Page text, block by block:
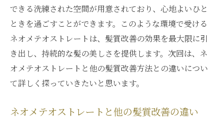
ネオメテオストレートで実現する髪質改善
の未来
髪質改善で注目のネオメテオストレート体
験談
銀座のスタイリストと叶える理想の髪質
銀座のプロが叶える理想のネオメテオスト
できる洗練された空間が用意されており、心地よいひと
ときを過ごすことができます。このような環境で受ける
ネオメテオストレートは、髪質改善の効果を最大限に引
き出し、持続的な髪の美しさを提供します。次回は、ネ
オメテオストレートと他の髪質改善方法との違いについ
て詳しく探っていきたいと思います。
ネオメテオストレートと他の髪質改善の違い